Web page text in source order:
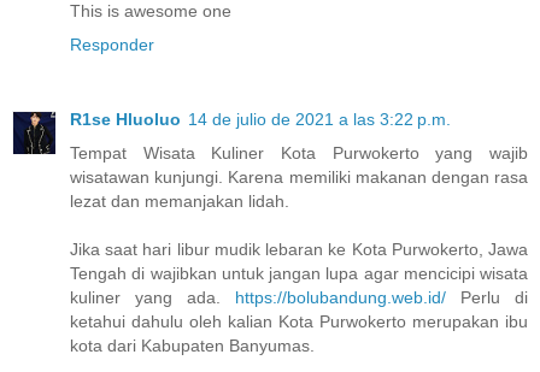
This is awesome one
Responder
R1se Hluoluo 14 de julio de 2021 a las 3:22 p.m.
Tempat Wisata Kuliner Kota Purwokerto yang wajib
wisatawan kunjungi. Karena memiliki makanan dengan rasa
lezat dan memanjakan lidah.
Jika saat hari libur mudik lebaran ke Kota Purwokerto, Jawa
Tengah di wajibkan untuk jangan lupa agar mencicipi wisata
kuliner yang ada. https://bolubandung.web.id/ Perlu di
ketahui dahulu oleh kalian Kota Purwokerto merupakan ibu
kota dari Kabupaten Banyumas.